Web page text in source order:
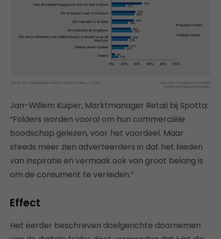
Jan-Willem Kuiper, Marktmanager Retail bij Spotta:
“Folders worden vooral om hun commerciële
boodschap gelezen, voor het voordeel. Maar
steeds meer zien adverteerders in dat het bieden
van inspiratie en vermaak ook van groot belang is
om de consument te verleiden.”
Effect
Het eerder beschreven doelgerichte doornemen